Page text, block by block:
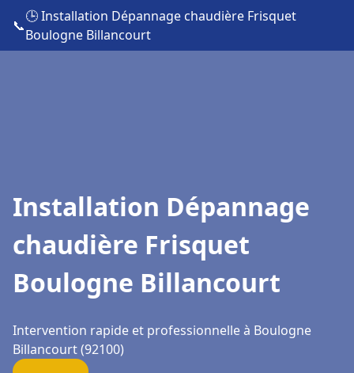
📞
🕒 Installation Dépannage chaudière Frisquet
Boulogne Billancourt
Installation Dépannage
chaudière Frisquet
Boulogne Billancourt
Intervention rapide et professionnelle à Boulogne
Billancourt (92100)